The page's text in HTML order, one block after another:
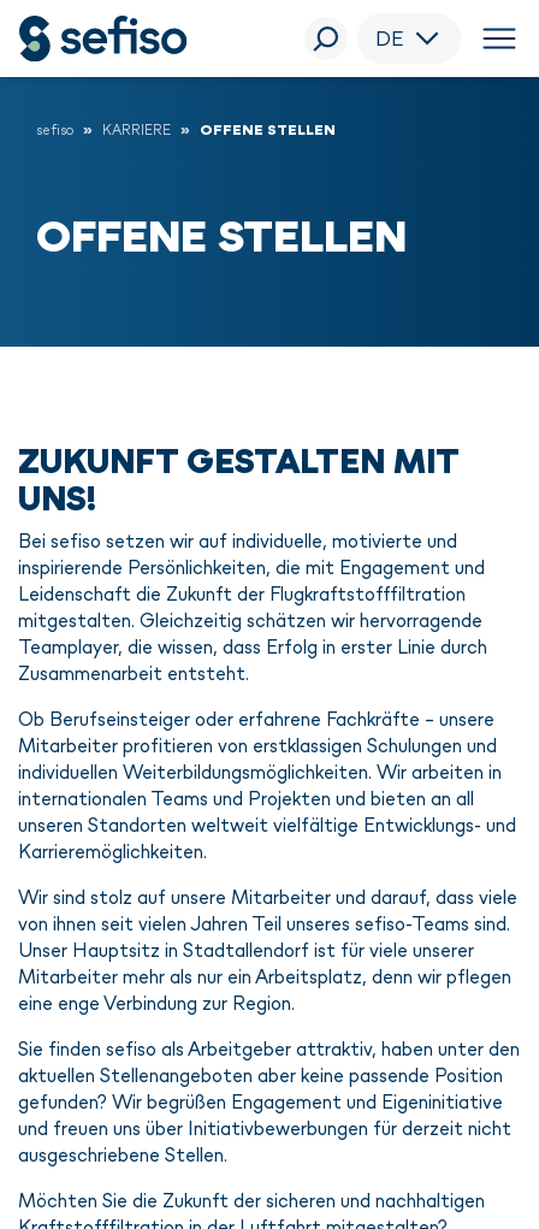
DE
sefiso KARRIERE OFFENE STELLEN
OFFENE STELLEN
ZUKUNFT GESTALTEN MIT
UNS!
Bei sefiso setzen wir auf individuelle, motivierte und
inspirierende Persönlichkeiten, die mit Engagement und
Leidenschaft die Zukunft der Flugkraftstofffiltration
mitgestalten. Gleichzeitig schätzen wir hervorragende
Teamplayer, die wissen, dass Erfolg in erster Linie durch
Zusammenarbeit entsteht.
Ob Berufseinsteiger oder erfahrene Fachkräfte – unsere
Mitarbeiter profitieren von erstklassigen Schulungen und
individuellen Weiterbildungsmöglichkeiten. Wir arbeiten in
internationalen Teams und Projekten und bieten an all
unseren Standorten weltweit vielfältige Entwicklungs- und
Karrieremöglichkeiten.
Wir sind stolz auf unsere Mitarbeiter und darauf, dass viele
von ihnen seit vielen Jahren Teil unseres sefiso-Teams sind.
Unser Hauptsitz in Stadtallendorf ist für viele unserer
Mitarbeiter mehr als nur ein Arbeitsplatz, denn wir pflegen
eine enge Verbindung zur Region.
Sie finden sefiso als Arbeitgeber attraktiv, haben unter den
aktuellen Stellenangeboten aber keine passende Position
gefunden? Wir begrüßen Engagement und Eigeninitiative
und freuen uns über Initiativbewerbungen für derzeit nicht
ausgeschriebene Stellen.
Möchten Sie die Zukunft der sicheren und nachhaltigen